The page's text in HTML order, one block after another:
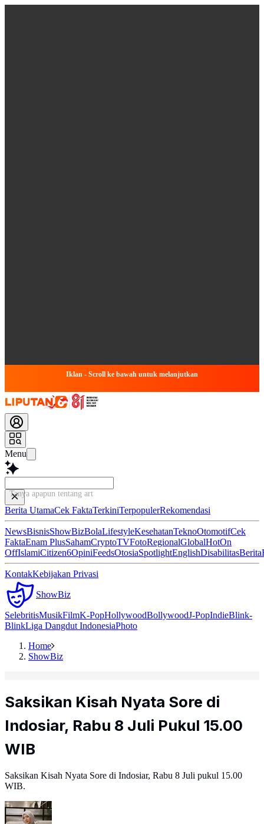
Iklan - Scroll ke bawah untuk melanjutkan
Menu
Tanya apapun tentang artikel ini
Berita UtamaCek FaktaTerkiniTerpopulerRekomendasi
NewsBisnisShowBizBolaLifestyleKesehatanTeknoOtomotifCek
FaktaEnam PlusSahamCryptoTVFotoRegionalGlobalHotOn
OffIslamiCitizen6OpiniFeedsOtosiaSpotlightEnglishDisabilitasBerita
KontakKebijakan Privasi
ShowBiz
SelebritisMusikFilmK-PopHollywoodBollywoodJ-PopIndieBlink-
BlinkLiga Dangdut IndonesiaPhoto
Home
ShowBiz
Saksikan Kisah Nyata Sore di
Indosiar, Rabu 8 Juli Pukul 15.00
WIB
Saksikan Kisah Nyata Sore di Indosiar, Rabu 8 Juli pukul 15.00
WIB.